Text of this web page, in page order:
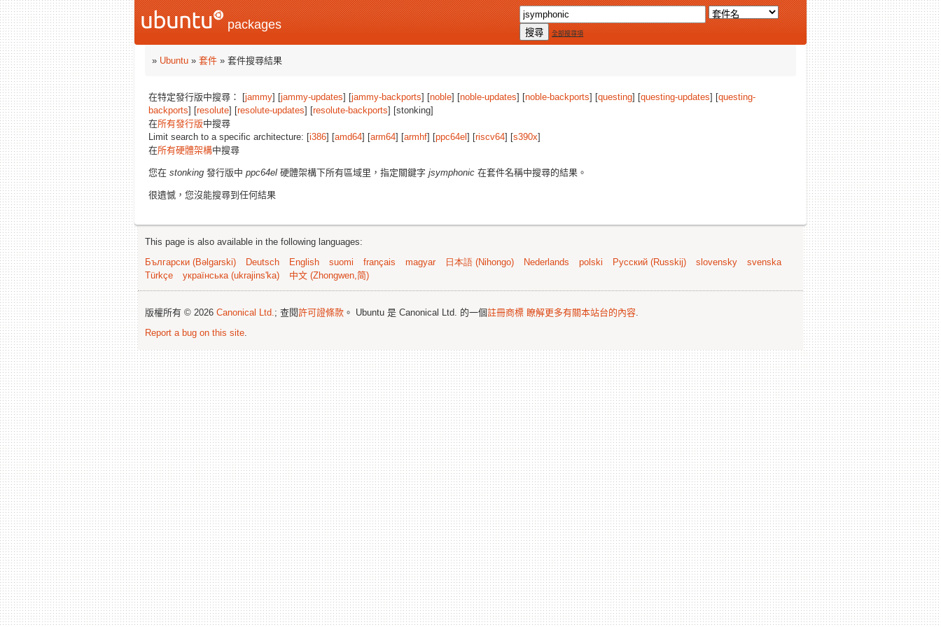
packages
全部搜尋項
» Ubuntu » 套件 » 套件搜尋結果
在特定發行版中搜尋： [jammy] [jammy-updates] [jammy-backports] [noble] [noble-updates] [noble-backports] [questing] [questing-updates] [questing-
backports] [resolute] [resolute-updates] [resolute-backports] [stonking]
在所有發行版中搜尋
Limit search to a specific architecture: [i386] [amd64] [arm64] [armhf] [ppc64el ] [riscv64] [s390x]
在所有硬體架構中搜尋
您在 stonking 發行版中 ppc64el 硬體架構下所有區域里，指定關鍵字 jsymphonic 在套件名稱中搜尋的結果。
很遺憾，您沒能搜尋到任何結果
This page is also available in the following languages:
Български (Bəlgarski)
Deutsch English suomi français magyar 日本語 (Nihongo) Nederlands polski Русский (Russkij) slovensky
svenska
Türkçe
українська (ukrajins'ka) 中文 (Zhongwen,简)
版權所有 © 2026 Canonical Ltd.; 查閱許可證條款 。 Ubuntu 是 Canonical Ltd. 的一個註冊商標 瞭解更多有關本站台的內容.
Report a bug on this site.